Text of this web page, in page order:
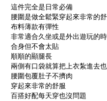
這件完全是日常必備
腰圍是做全鬆緊穿起來非常的
布料薄款有彈性
非常適合久坐或是外出遊玩的
合身但不會太貼
順順的顯腿長
兩側有口袋就算把上衣紮進去
腰圍包覆肚子不擠肉
穿起來非常的舒服
百搭好配每天穿也沒問題